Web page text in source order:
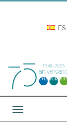
ES
Toggle